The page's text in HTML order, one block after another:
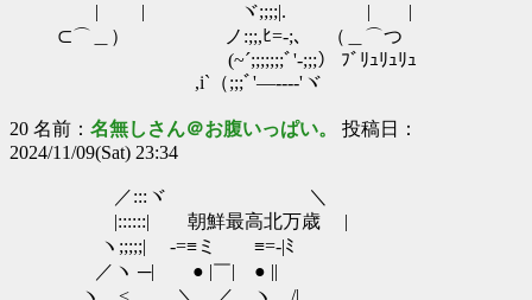
| | ヾ;;;;|. | |
⊂⌒＿） ノ:;;,ﾋ=-;､ （＿⌒つ
(~´;;;;;;;ﾞ'‐;;;） ﾌﾞﾘｭﾘｭﾘｭ
,i`（;;;ﾞ'―---‐'ヾ
20 名前： 名無しさん＠お腹いっぱい。 投稿日：
2024/11/09(Sat) 23:34
／:::ヾ ＼
|::::::| 朝鮮最高北万歳 |
ヽ;;;;;| -=≡ミ ≡=-|ﾐ
／ヽ ─| ● |￣| ● ||
ヽ < ＼＿／ ヽ＿/|